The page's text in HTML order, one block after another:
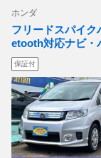
ホンダ
フリードスパイ
etooth対応ナビ・
保証付